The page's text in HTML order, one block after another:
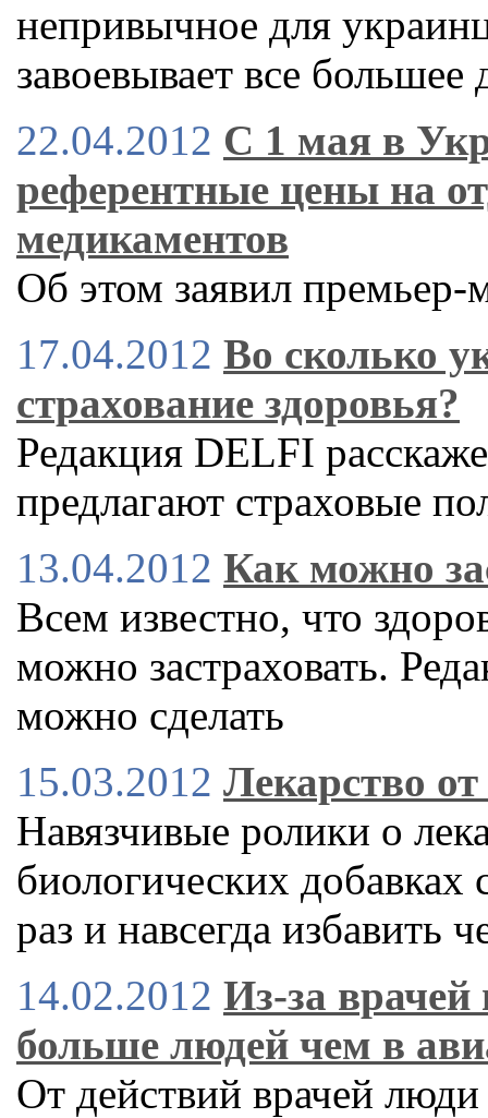
непривычное для
завоевывает все
22.04.2012 С 1 мая в
референтные цены на
медикаментов
Об этом заявил
17.04.2012 Во сколько
страхование здоровья?
Редакция DELFI
предлагают страховые
13.04.2012 Как можно
Всем известно, что
можно застраховать.
можно сделать
15.03.2012 Лекарство от
Навязчивые ролики о
биологических
раз и навсегда избавить
14.02.2012 Из-за врачей
больше людей чем в
От действий врачей